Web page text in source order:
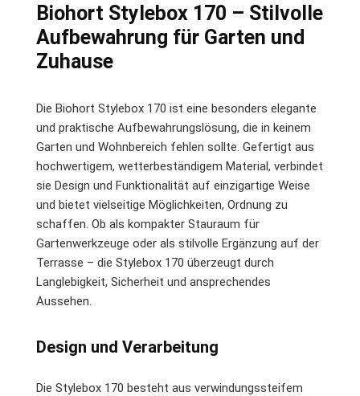
Biohort Stylebox 170 – Stilvolle
Aufbewahrung für Garten und
Zuhause
Die Biohort Stylebox 170 ist eine besonders elegante
und praktische Aufbewahrungslösung, die in keinem
Garten und Wohnbereich fehlen sollte. Gefertigt aus
hochwertigem, wetterbeständigem Material, verbindet
sie Design und Funktionalität auf einzigartige Weise
und bietet vielseitige Möglichkeiten, Ordnung zu
schaffen. Ob als kompakter Stauraum für
Gartenwerkzeuge oder als stilvolle Ergänzung auf der
Terrasse – die Stylebox 170 überzeugt durch
Langlebigkeit, Sicherheit und ansprechendes
Aussehen.
Design und Verarbeitung
Die Stylebox 170 besteht aus verwindungssteifem